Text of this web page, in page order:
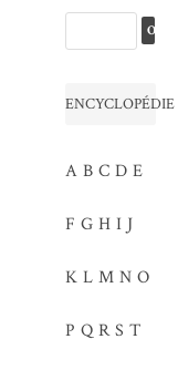
ENCYCLOPÉDIE
A B C D E
F G H I J
K L M N O
P Q R S T